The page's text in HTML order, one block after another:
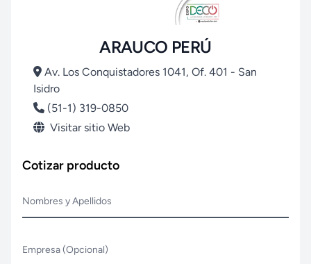
ARAUCO PERÚ
Av. Los Conquistadores 1041, Of. 401 - San
Isidro
(51-1) 319-0850
Visitar sitio Web
Cotizar producto
Nombres y Apellidos
Empresa (Opcional)